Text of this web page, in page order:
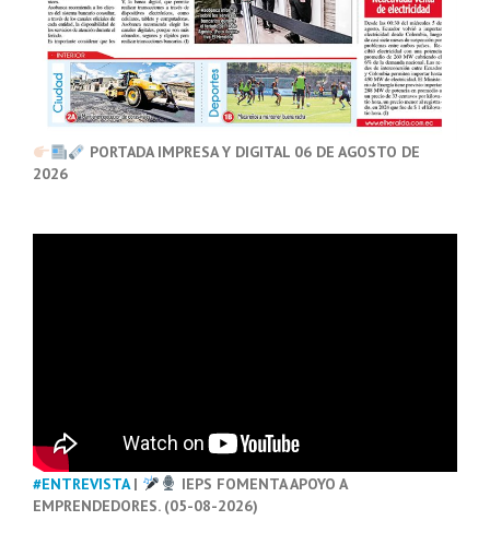
PORTADA IMPRESA Y DIGITAL 06 DE AGOSTO DE
2026
#ENTREVISTA|
IEPS FOMENTA APOYO A
EMPRENDEDORES. (05-08-2026)